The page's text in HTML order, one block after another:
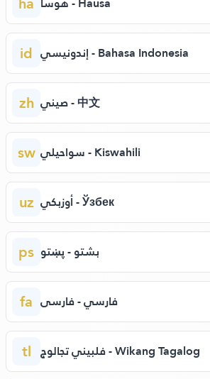
id إندونيسي - Bahasa Indonesia
zh صيني - 中文
sw سواحيلي - Kiswahili
uz أوزبكي - Ўзбек
ps بشتو - پښتو
fa فارسي - فارسی
tl فلبيني تجالوج - Wikang Tagalog